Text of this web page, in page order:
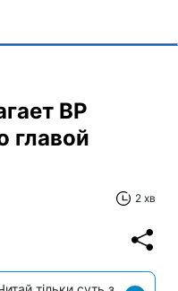
ВР
главой
2 хв